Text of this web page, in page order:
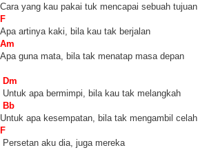
Cara yang kau pakai tuk mencapai sebuah tujuan
F
Apa artinya kaki, bila kau tak berjalan
Am
Apa guna mata, bila tak menatap masa depan
Dm
Untuk apa bermimpi, bila kau tak melangkah
Bb
Untuk apa kesempatan, bila tak mengambil celah
F
Persetan aku dia, juga mereka